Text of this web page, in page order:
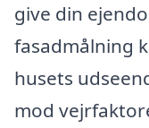
give din
fasadmålning
husets
mod